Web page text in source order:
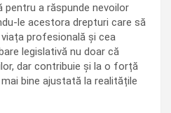
a răspunde nevoilor
le acestora drepturi care să
profesională și cea
legislativă nu doar că
dar contribuie și la o forță
bine ajustată la realitățile